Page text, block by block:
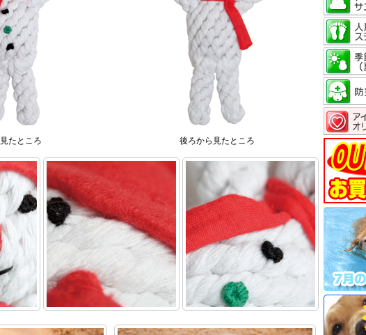
たところ 後ろから見たところ